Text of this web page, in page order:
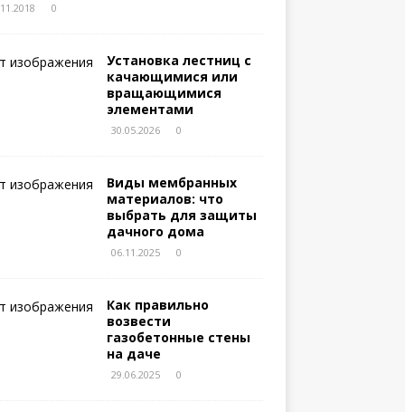
0
Установка лестниц с
качающимися или
вращающимися
элементами
30.05.2026 0
Виды мембранных
материалов: что
выбрать для защиты
дачного дома
06.11.2025 0
Как правильно
возвести
газобетонные стены
на даче
29.06.2025 0